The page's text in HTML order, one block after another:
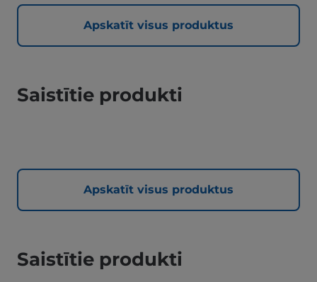
Apskatīt visus produktus
Saistītie produkti
Apskatīt visus produktus
Saistītie produkti